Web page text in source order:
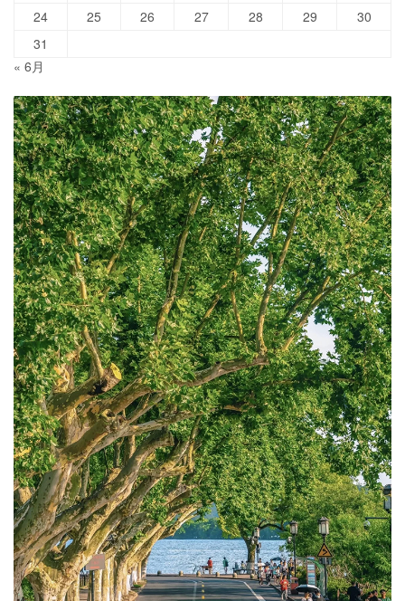
24
25 26 27 28 29
30
31
« 6月